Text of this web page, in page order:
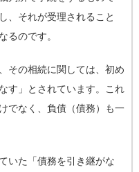
、それが受理されること
るのです。
その相続に関しては、初め
す」とされています。これ
でなく、負債（債務）も一
いた「債務を引き継がな